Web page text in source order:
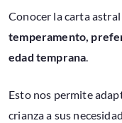
Conocer la carta
temperamento,
edad temprana.
Esto nos permite
crianza a sus